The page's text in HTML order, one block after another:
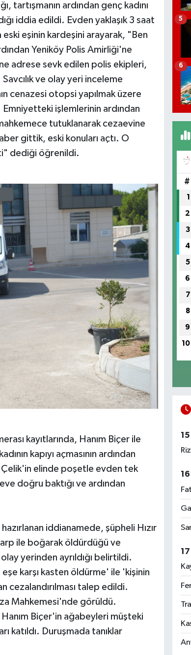
tartışmanın ardından genç kadını
iddia edildi. Evden yaklaşık 3 saat
eski eşinin kardeşini arayarak, "Ben
Yeniköy Polis Amirliği'ne
adrese sevk edilen polis ekipleri,
ve olay yeri inceleme
cenazesi otopsi yapılmak üzere
Emniyetteki işlemlerinin ardından
tutuklanarak cezaevine
gittik, eski konuları açtı. O
dediği öğrenildi.
kayıtlarında, Hanım Biçer ile
kapıyı açmasının ardından
elinde poşetle evden tek
doğru baktığı ve ardından
iddianamede, şüpheli Hızır
ile boğarak öldürdüğü ve
yerinden ayrıldığı belirtildi.
karşı kasten öldürme' ile 'kişinin
cezalandırılması talep edildi.
Mahkemesi'nde görüldü.
Hanım Biçer'in ağabeyleri müşteki
katıldı. Duruşmada tanıklar
5
6
#
1
2
3
4
5
6
7
8
9
10